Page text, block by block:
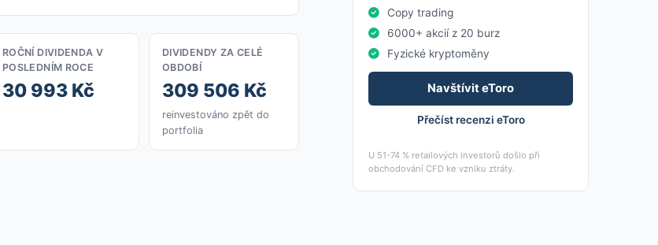
ROČNÍ DIVIDENDA V
POSLEDNÍM ROCE
30 993 Kč
DIVIDENDY ZA CELÉ
OBDOBÍ
309 506 Kč
reinvestováno zpět do
portfolia
Copy trading
6000+ akcií z 20 burz
Fyzické kryptoměny
Navštívit eToro
Přečíst recenzi eToro
U 51-74 % retailových investorů došlo při
obchodování CFD ke vzniku ztráty.